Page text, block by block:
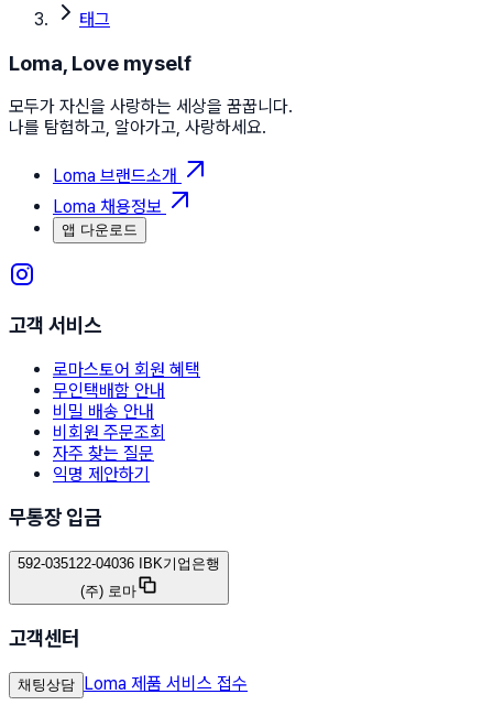
태그
Loma, Love myself
모두가 자신을 사랑하는 세상을 꿈꿉니다.
나를 탐험하고, 알아가고, 사랑하세요.
Loma 브랜드소개
Loma 채용정보
앱 다운로드
고객 서비스
로마스토어 회원 혜택
무인택배함 안내
비밀 배송 안내
비회원 주문조회
자주 찾는 질문
익명 제안하기
무통장 입금
592-035122-04036 IBK기업은행
(주) 로마
고객센터
채팅상담 Loma 제품 서비스 접수